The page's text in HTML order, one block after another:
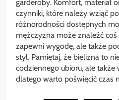
garderoby. Komfort, materiał
czynniki, które należy wziąć
różnorodności dostępnych
mężczyzna może znaleźć
zapewni wygodę, ale także
styl. Pamiętaj, że bielizna to
codziennego ubioru, ale także
dlatego warto poświęcić czas